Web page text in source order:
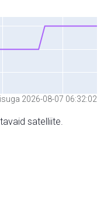
2026-08-07 06:32:02
satelliite.